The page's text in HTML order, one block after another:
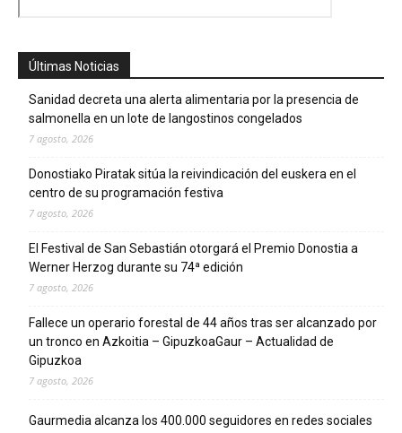
Últimas Noticias
Sanidad decreta una alerta alimentaria por la presencia de
salmonella en un lote de langostinos congelados
7 agosto, 2026
Donostiako Piratak sitúa la reivindicación del euskera en el
centro de su programación festiva
7 agosto, 2026
El Festival de San Sebastián otorgará el Premio Donostia a
Werner Herzog durante su 74ª edición
7 agosto, 2026
Fallece un operario forestal de 44 años tras ser alcanzado por
un tronco en Azkoitia – GipuzkoaGaur – Actualidad de
Gipuzkoa
7 agosto, 2026
Gaurmedia alcanza los 400.000 seguidores en redes sociales